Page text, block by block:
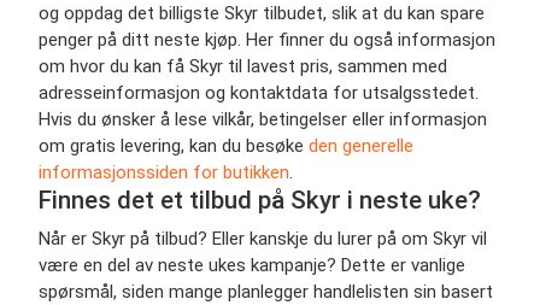
og oppdag det billigste Skyr tilbudet, slik at du kan spare
penger på ditt neste kjøp. Her finner du også informasjon
om hvor du kan få Skyr til lavest pris, sammen med
adresseinformasjon og kontaktdata for utsalgsstedet.
Hvis du ønsker å lese vilkår, betingelser eller informasjon
om gratis levering, kan du besøke den generelle
informasjonssiden for butikken.
Finnes det et tilbud på Skyr i neste uke?
Når er Skyr på tilbud? Eller kanskje du lurer på om Skyr vil
være en del av neste ukes kampanje? Dette er vanlige
spørsmål, siden mange planlegger handlelisten sin basert